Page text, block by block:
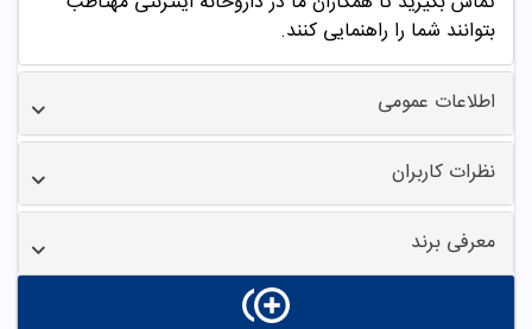
بتوانند شما را راهنمایی کنند.
اطلاعات عمومی
نظرات کاربران
معرفی برند